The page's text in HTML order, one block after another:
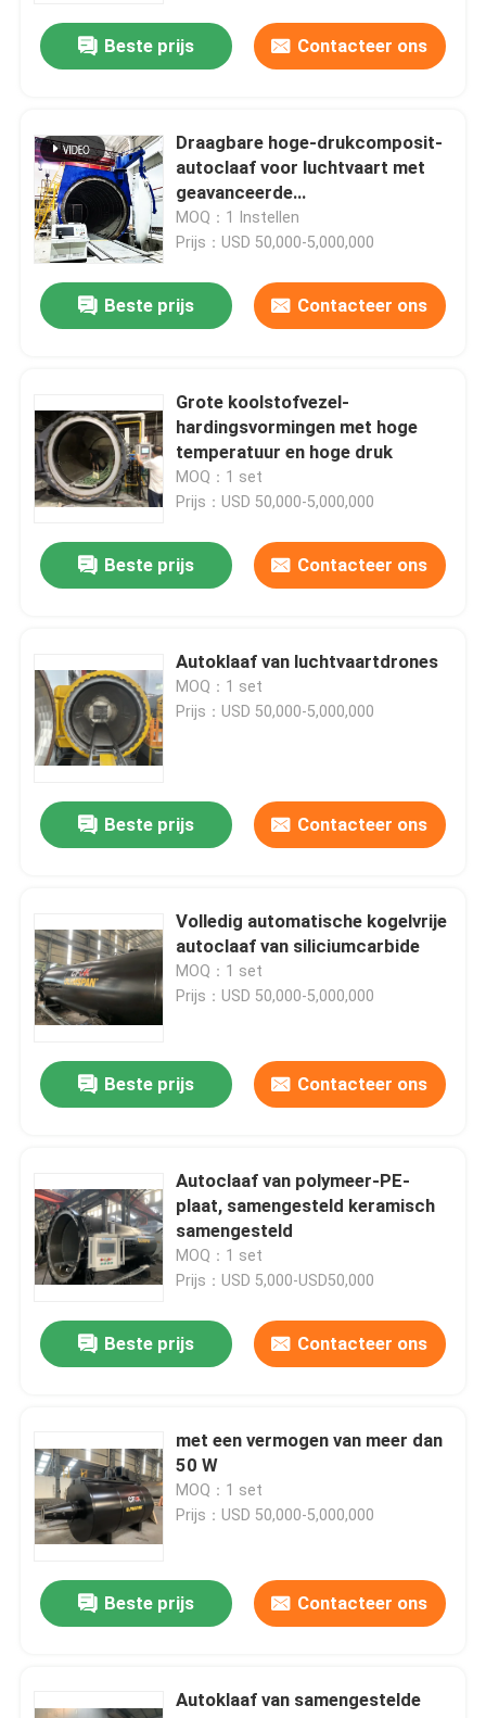
Producten
Video's
Over ons
Kwaliteitscontrole
Neem contact met ons op
Nieuws
AAC-Autoclaaf
samengestelde autoclaaf
Vulcaniserende Autoclaaf
Concrete Autoclaaf
Hout autoclaaf
De Producten van de koolstofvezel
Beste prijs Contacteer ons
Draagbare hoge-drukcomposit-
autoclaaf voor luchtvaart met
geavanceerde
besturingssystemen voor UAV-
en ruimtevaarttoepassingen
MOQ：1 Instellen
Prijs：USD 50,000-5,000,000
Beste prijs Contacteer ons
Grote koolstofvezel-
hardingsvormingen met hoge
temperatuur en hoge druk
MOQ：1 set
Prijs：USD 50,000-5,000,000
Beste prijs Contacteer ons
Autoklaaf van luchtvaartdrones
MOQ：1 set
Prijs：USD 50,000-5,000,000
Beste prijs Contacteer ons
Volledig automatische kogelvrije
autoclaaf van siliciumcarbide
MOQ：1 set
Prijs：USD 50,000-5,000,000
Beste prijs Contacteer ons
Autoclaaf van polymeer-PE-
plaat, samengesteld keramisch
samengesteld
MOQ：1 set
Prijs：USD 5,000-USD50,000
Beste prijs Contacteer ons
met een vermogen van meer dan
50 W
MOQ：1 set
Prijs：USD 50,000-5,000,000
Beste prijs Contacteer ons
Autoklaaf van samengestelde